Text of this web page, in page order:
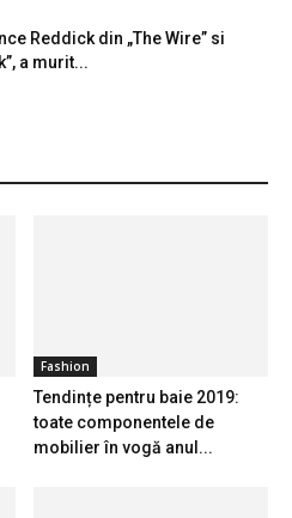
Reddick din „The Wire” si
a murit...
Fashion
Tendințe pentru baie 2019:
toate componentele de
mobilier în vogă anul...